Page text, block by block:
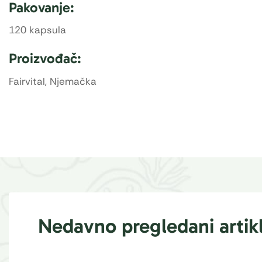
Pakovanje:
120 kapsula
Proizvođač:
Fairvital, Njemačka
Nedavno pregledani